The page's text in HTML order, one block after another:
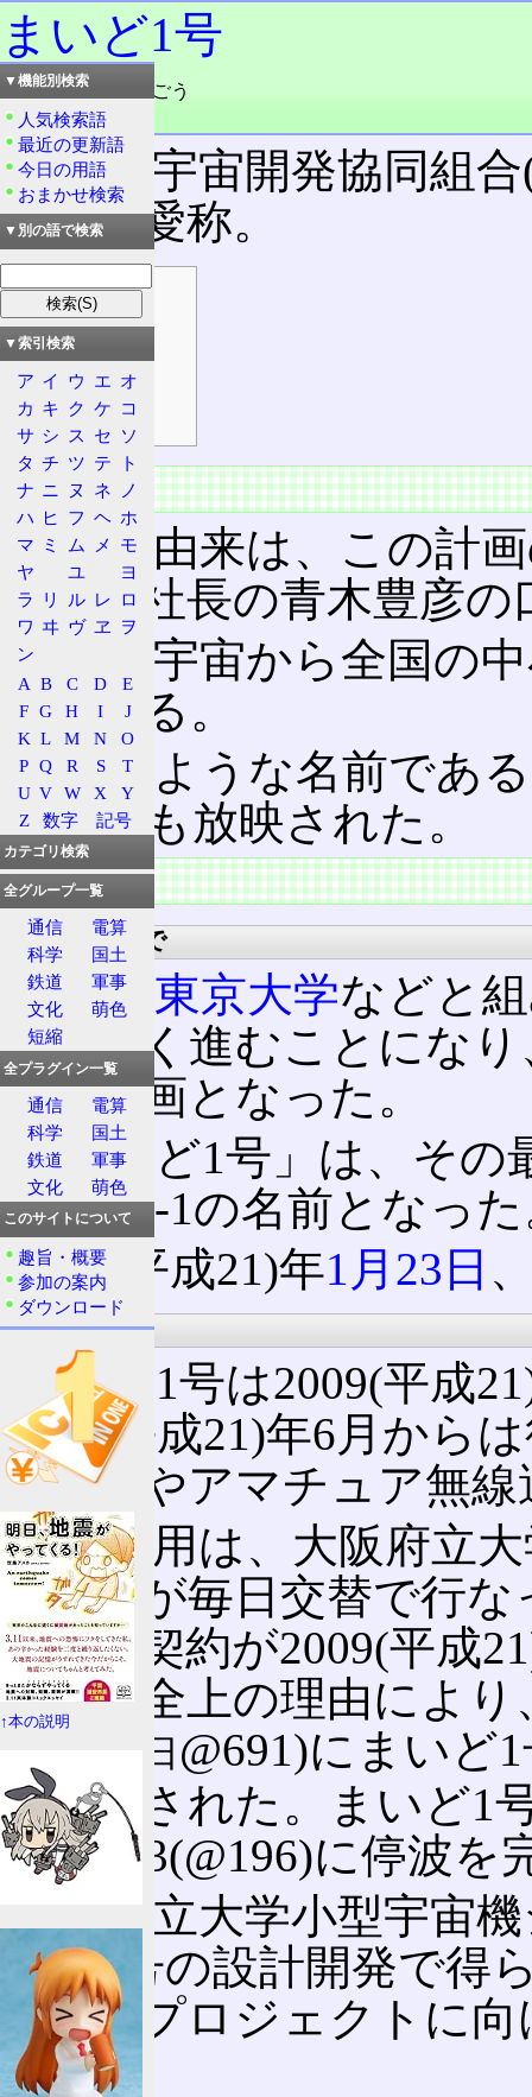
まいど1号
読み：まいどいちごう
品詞：固有名詞
東大阪宇宙開発協同組
号機の愛称。
目次
由来
特徴
打ち上げまで
その後
由来
愛称の由来は、この計
ーカー社長の青木豊彦
曰く「宇宙から全国の
とである。
冗談のような名前であ
TV CMも放映された。
特徴
打ち上げまで
その後 東京大学などと
け大きく進むことにな
れる計画となった。
「まいど1号」は、そ
SOHLA-1の名前となっ
2009(平成21)年1月23日
その後
まいど1号は2009(平成
2009(平成21)年6月から
タ習得やアマチュア無
衛星運用は、大阪府立
ら学生が毎日交替で行
用委託契約が2009(平成
ら、安全上の理由により
9日 @691)にまいど
が終了された。まいど1
12:43:33(@196)に停波
大阪府立大学小型宇宙
いど1号の設計開発で得
型衛星プロジェクトに
る。
▼機能別検索
人気検索語
最近の更新語
今日の用語
おまかせ検索
▼別の語で検索
▼索引検索
ア イ ウ エ オ
カ キ ク ケ コ
サ シ ス セ ソ
タ チ ツ テ
ト
ナ ニ ヌ ネ
ノ
ハ ヒ フ ヘ ホ
マ ミ ム メ
モ
ヤ
ユ
ヨ
ラ
リ ル レ ロ
ワ ヰ ヴ ヱ
ヲ
ン
A B C D
E
F G H I
J
K L M N
O
P Q R S
T
U V W X
Y
Z
数字 記号
カテゴリ検索
全グループ一覧
通信
電算
科学
国土
鉄道
軍事
文化
萌色
短縮
全プラグイン一覧
通信
電算
科学
国土
鉄道
軍事
文化
萌色
このサイトについて
趣旨・概要
参加の案内
ダウンロード
↑本の説明